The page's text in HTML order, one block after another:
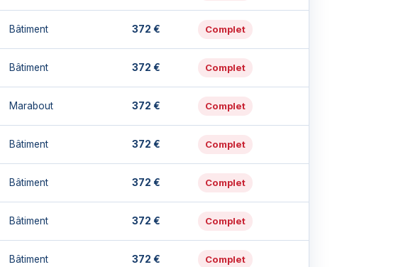
Bâtiment 372 € Complet
Bâtiment 372 € Complet
Marabout 372 € Complet
Bâtiment 372 € Complet
Bâtiment 372 € Complet
Bâtiment 372 € Complet
Bâtiment 372 € Complet